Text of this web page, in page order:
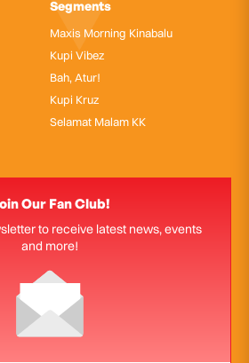
Segments
Maxis Morning Kinabalu
Kupi Vibez
Bah, Atur!
Kupi Kruz
Selamat Malam KK
Our Fan Club!
to receive latest news, events
and more!